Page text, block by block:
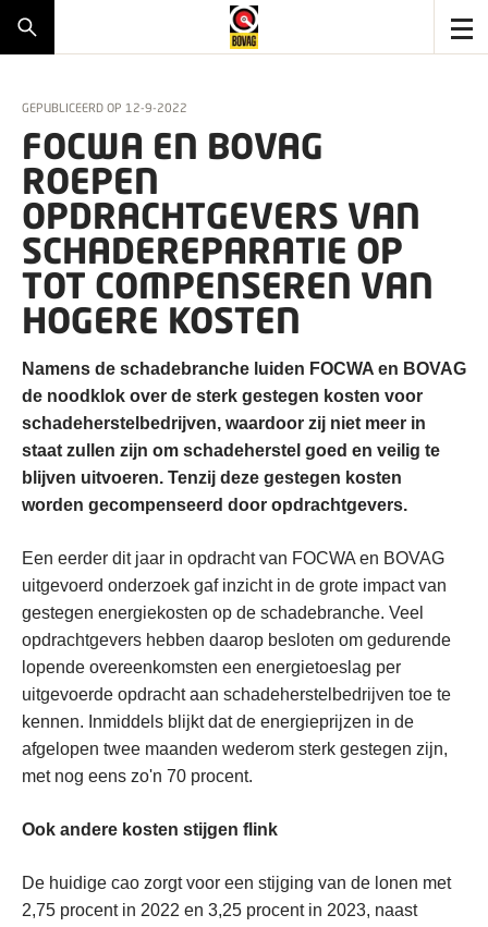
GEPUBLICEERD OP 12-9-2022
FOCWA EN BOVAG
ROEPEN
OPDRACHTGEVERS VAN
SCHADEREPARATIE OP
TOT COMPENSEREN VAN
HOGERE KOSTEN
Namens de schadebranche luiden FOCWA en BOVAG
de noodklok over de sterk gestegen kosten voor
schadeherstelbedrijven, waardoor zij niet meer in
staat zullen zijn om schadeherstel goed en veilig te
blijven uitvoeren. Tenzij deze gestegen kosten
worden gecompenseerd door opdrachtgevers.
Een eerder dit jaar in opdracht van FOCWA en BOVAG
uitgevoerd onderzoek gaf inzicht in de grote impact van
gestegen energiekosten op de schadebranche. Veel
opdrachtgevers hebben daarop besloten om gedurende
lopende overeenkomsten een energietoeslag per
uitgevoerde opdracht aan schadeherstelbedrijven toe te
kennen. Inmiddels blijkt dat de energieprijzen in de
afgelopen twee maanden wederom sterk gestegen zijn,
met nog eens zo'n 70 procent.
Ook andere kosten stijgen flink
De huidige cao zorgt voor een stijging van de lonen met
2,75 procent in 2022 en 3,25 procent in 2023, naast